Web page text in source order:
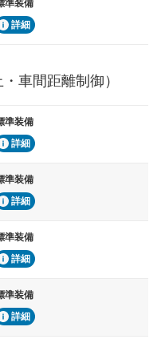
前車を追従するアダプティ
などが装備されています。
インテリジェンスパーキン
きに、運転者・同乗者を守
す。
準装備
詳細
車間距離制御）
準装備
詳細
準装備
詳細
準装備
詳細
準装備
詳細